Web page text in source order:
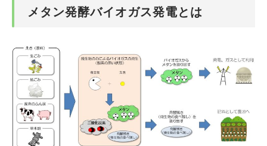
メタン発酵バイオガス発電とは